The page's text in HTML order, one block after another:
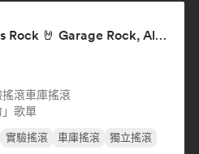
Not Your Dad’s Rock 🤘 Garage Rock, Alt-Rock & Indie Anthems
搖滾車庫搖滾
歌單
實驗搖滾 車庫搖滾
獨立搖滾